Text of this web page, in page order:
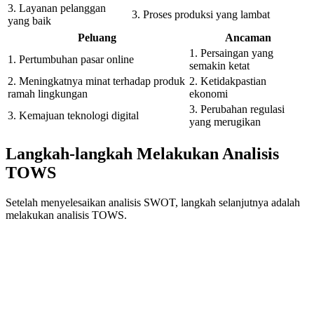
3. Layanan pelanggan
yang baik
3. Proses produksi yang lambat
Peluang
Ancaman
1. Pertumbuhan pasar online
1. Persaingan yang
semakin ketat
2. Meningkatnya minat terhadap produk
ramah lingkungan
2. Ketidakpastian
ekonomi
3. Kemajuan teknologi digital
3. Perubahan regulasi
yang merugikan
Langkah-langkah Melakukan Analisis
TOWS
Setelah menyelesaikan analisis SWOT, langkah selanjutnya adalah
melakukan analisis TOWS.